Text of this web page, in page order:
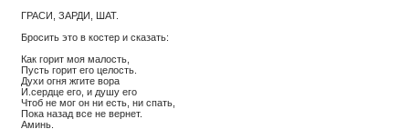
ГРАСИ, ЗАРДИ, ШAT.
Бросить это в костер и сказать:
Как горит моя малость,
Пусть горит его целость.
Духи огня жгите вора
И.сердце его, и душу его
Чтоб не мог он ни есть, ни спать,
Пока назад все не вернет.
Аминь.